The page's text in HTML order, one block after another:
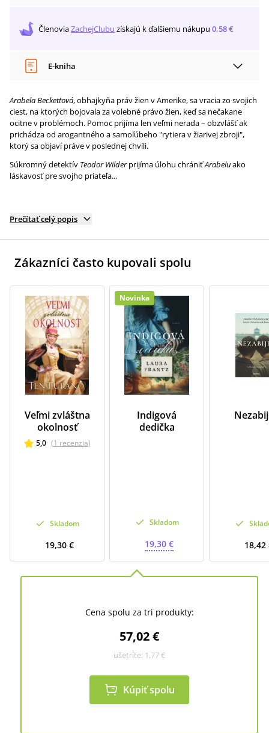
ČlenoviaZachejClubu získajú k ďalšiemu nákupu 0,58 €
E-kniha
Arabela Beckettová, obhajkyňa práv žien v Amerike, sa vracia zo svojich
ciest, na ktorých bojovala za volebné právo žien, keď sa nečakane
ocitne v problémoch. Pomoc prijíma len veľmi nerada – obzvlášť ak
prichádza od arogantného a samoľúbeho "rytiera v žiarivej zbroji",
ktorý sa objaví práve v poslednej chvíli.
Súkromný detektív Teodor Wilderprijíma úlohu chrániťArabeluako
láskavosť pre svojho priateľa...
Prečítať celý popis
Zákazníci často kupovali spolu
Veľmi zvláštna
okolnosť
5,0 (1 recenzia)
Skladom
19,30 €
Novinka
Indigová
dedička
Skladom
19,30 € 18,42
Cena spolu za tri produkty:
57,02 €
ušetríte: 1,77 €
Kúpiť spolu